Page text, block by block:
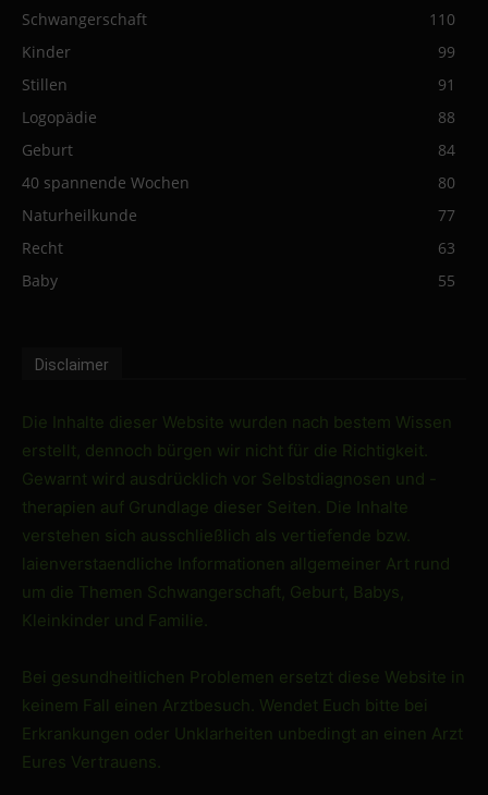
Schwangerschaft
110
Kinder
99
Stillen
91
Logopädie
88
Geburt
84
40 spannende Wochen
80
Naturheilkunde
77
Recht
63
Baby
55
Disclaimer
Die Inhalte dieser Website wurden nach bestem Wissen
erstellt, dennoch bürgen wir nicht für die Richtigkeit.
Gewarnt wird ausdrücklich vor Selbstdiagnosen und -
therapien auf Grundlage dieser Seiten. Die Inhalte
verstehen sich ausschließlich als vertiefende bzw.
laienverstaendliche Informationen allgemeiner Art rund
um die Themen Schwangerschaft, Geburt, Babys,
Kleinkinder und Familie.
Bei gesundheitlichen Problemen ersetzt diese Website in
keinem Fall einen Arztbesuch. Wendet Euch bitte bei
Erkrankungen oder Unklarheiten unbedingt an einen Arzt
Eures Vertrauens.